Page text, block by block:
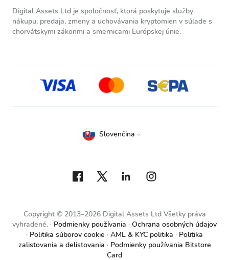
Digital Assets Ltd je spoločnosť, ktorá poskytuje služby
nákupu, predaja, zmeny a uchovávania kryptomien v súlade s
chorvátskymi zákonmi a smernicami Európskej únie.
Copyright © 2013–2026 Digital Assets Ltd Všetky práva
vyhradené.
Podmienky používania
Ochrana osobných údajov
Politika súborov cookie
AML & KYC politika
Politika
zalistovania a delistovania
Podmienky používania Bitstore
Card
Slovenčina